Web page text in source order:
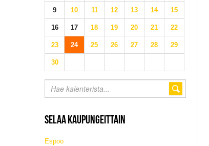
9 10 11 12 13 14 15
16 17 18 19 20 21 22
23 24 25 26 27 28 29
30
SELAA KAUPUNGEITTAIN
Espoo